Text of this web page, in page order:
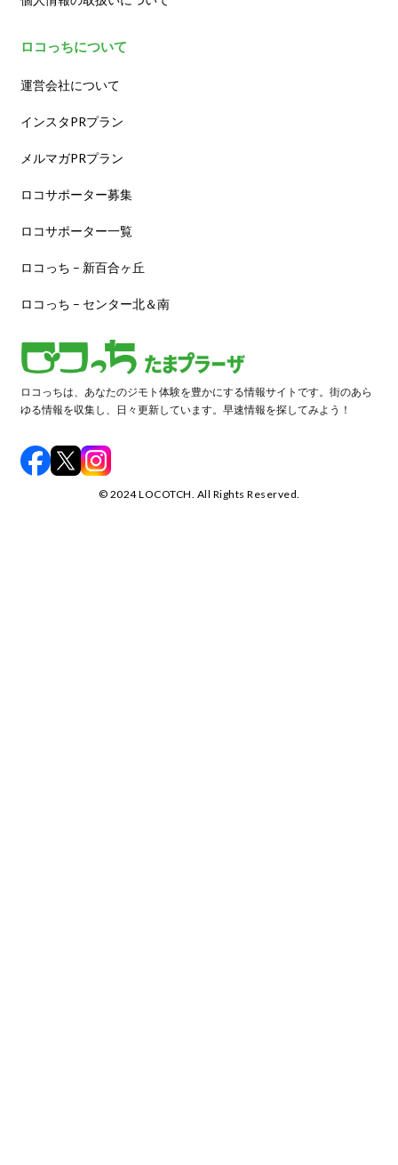
ロコっちについて
運営会社について
インスタPRプラン
メルマガPRプラン
ロコサポーター募集
ロコサポーター一覧
ロコっち – 新百合ヶ丘
ロコっち – センター北＆南
ロコっちは、あなたのジモト体験を豊かにする情報サイトです。街のあら
ゆる情報を収集し、日々更新しています。早速情報を探してみよう！
©️ 2024 LOCOTCH. All Rights Reserved.